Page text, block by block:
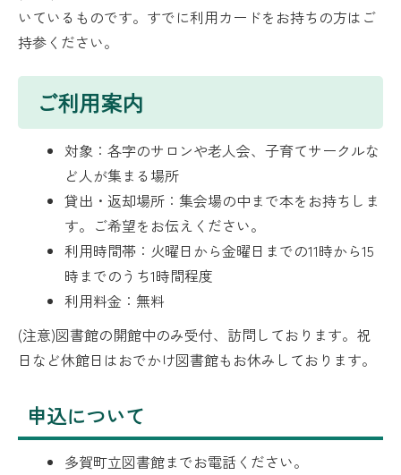
いているものです。すでに利用カードをお持ちの方はご
持参ください。
ご利用案内
対象：各字のサロンや老人会、子育てサークルな
ど人が集まる場所
貸出・返却場所：集会場の中まで本をお持ちしま
す。ご希望をお伝えください。
利用時間帯：火曜日から金曜日までの11時から15
時までのうち1時間程度
利用料金：無料
(注意)図書館の開館中のみ受付、訪問しております。祝
日など休館日はおでかけ図書館もお休みしております。
申込について
多賀町立図書館までお電話ください。